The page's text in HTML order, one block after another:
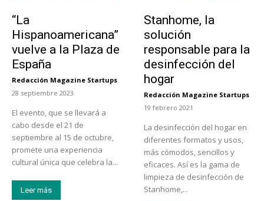
“La
Hispanoamericana”
vuelve a la Plaza de
España
Redacción Magazine Startups
-
28 septiembre 2023
El evento, que se llevará a
cabo desde el 21 de
septiembre al 15 de octubre,
promete una experiencia
cultural única que celebra la...
Leer más
Stanhome, la
solución
responsable para la
desinfección del
hogar
Redacción Magazine Startups
-
19 febrero 2021
La desinfección del hogar en
diferentes formatos y usos,
más cómodos, sencillos y
eficaces. Así es la gama de
limpieza de desinfección de
Stanhome,...